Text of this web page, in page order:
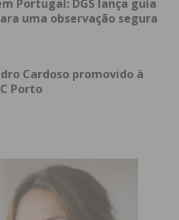
apenas locais de guarda,
cognitivo e social
na
educação das
e crianças
Portugal: DGS lança guia
uma observação segura
Cardoso promovido à
Porto